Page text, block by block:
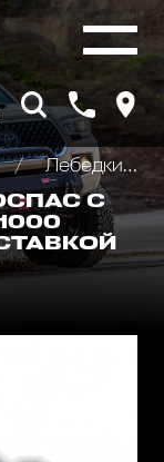
Лебедки автомобильные, для квадроциклов и эвакуаторов
С